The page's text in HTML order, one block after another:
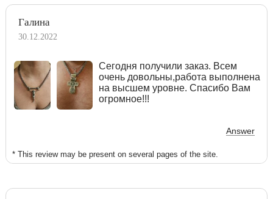
Галина
30.12.2022
Сегодня получили заказ. Всем
очень довольны,работа выполнена
на высшем уровне. Спасибо Вам
огромное!!!
Answer
* This review may be present on several pages of the site.